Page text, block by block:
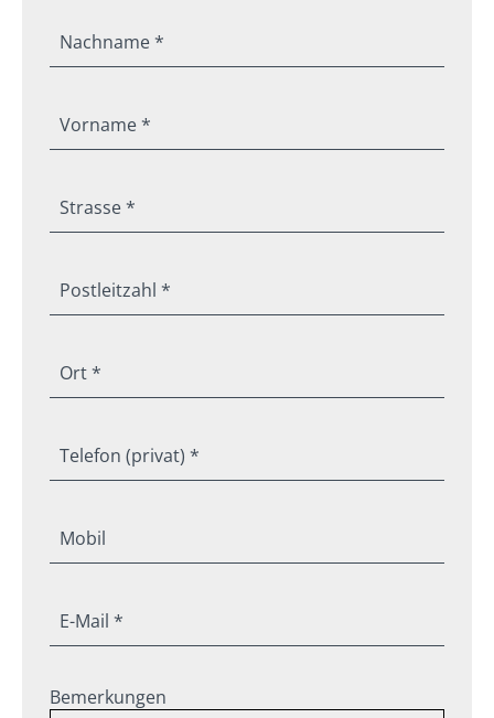
Nachname *
Vorname *
Strasse *
Postleitzahl *
Ort *
Telefon (privat) *
Mobil
E-Mail *
Bemerkungen